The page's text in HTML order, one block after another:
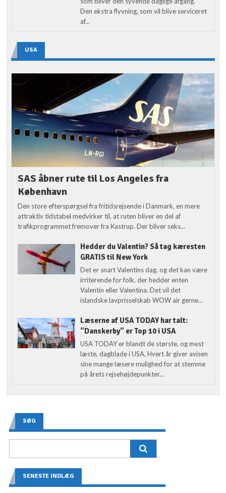
Den ekstra flyvning, som vil blive serviceret
af...
USA
SAS åbner rute til Los Angeles fra
København
Den store efterspørgsel fra fritidsrejsende i Danmark, en mere
attraktiv tidstabel medvirker til, at ruten bliver en del af
trafikprogrammet fremover fra Kastrup. Der bliver seks...
Hedder du Valentin? Så tag kæresten
GRATIS til New York
Det er snart Valentins dag, og det kan være
irriterende for folk, der hedder enten
Valentin eller Valentina. Det vil det
islandske lavprisselskab WOW air gerne...
Læserne af USA TODAY har talt:
“Danskerby” er Top 10 i USA
USA TODAY er blandt de største, og mest
læste, dagblade i USA. Hvert år giver avisen
sine mange læsere mulighed for at stemme
på årets rejsehøjdepunkter...
SØG
SENESTE INDLÆG